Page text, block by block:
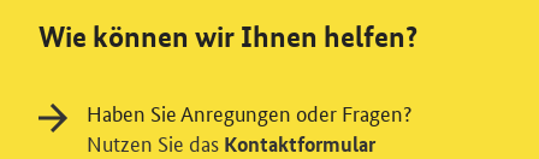
Wie können wir Ihnen helfen?
Haben Sie Anregungen oder Fragen?
Nutzen Sie das Kontaktformular